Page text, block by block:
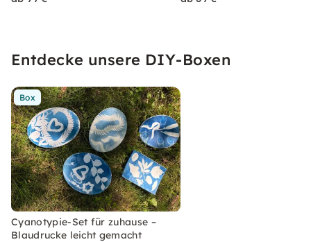
Entdecke unsere DIY-Boxen
Box
Cyanotypie-Set für zuhause –
Blaudrucke leicht gemacht